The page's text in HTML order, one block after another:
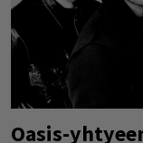
Oasis-